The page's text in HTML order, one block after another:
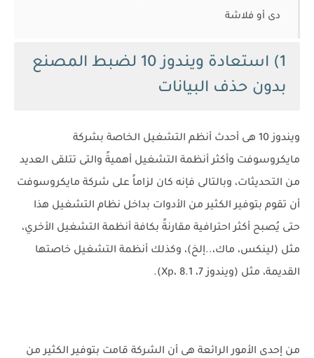
دى أو فلاشة
1) استعادة ويندوز 10 لضبط المصنع
بدون حذف البيانات
ويندوز 10 هى أحدث أنظم التشغيل الخاصة بشركة
مايكروسوفت وأكثر أنظمة التشغيل أهميةً والتى تتلقى العديد
من التحديثات، وبالتالى فإنه كان لزاماً على شركة مايكروسوفت
أن تقوم بتوفير الكثير من الأدوات بداخل نظام التشغيل هذا
حتى يُصبح أكثر احترافية مقارنةً بكافة أنظمة التشغيل الأخري،
مثل (لينكس، ماك،..إلخ)، وكذلك أنظمة التشغيل خاصتها
القديمة، مثل (ويندوز 7، Xp، 8.1).
من إحدى الأمور الرائعة هى أن الشركة قامت بتوفير الكثير من